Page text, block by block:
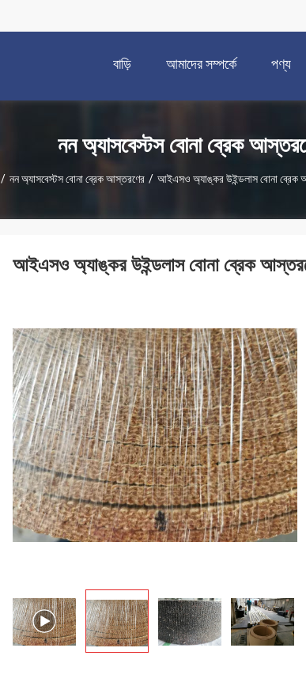
বাড়ি আমাদের সম্পর্কে পণ্য
নন অ্যাসবেস্টস বোনা ব্রেক
/ নন অ্যাসবেস্টস বোনা ব্রেক আস্তরণের / আইএসও অ্যাঙ্কর উইন্ডলাস বোনা ব্রেক
আইএসও অ্যাঙ্কর উইন্ডলাস বোনা ব্রেক